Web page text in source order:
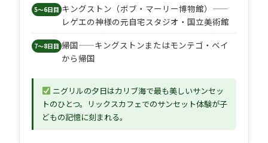
5〜6日目 キングストン（ボブ・マーリー博物館）——
レゲエの神様の元自宅スタジオ・国立美術館
7〜8日目 帰国——キングストンまたはモンテゴ・ベイ
から帰国
ニグリルの夕日はカリブ海で最も美しいサンセッ
トのひとつ。リックスカフェでのサンセット体験が子
どもの記憶に刻まれる。